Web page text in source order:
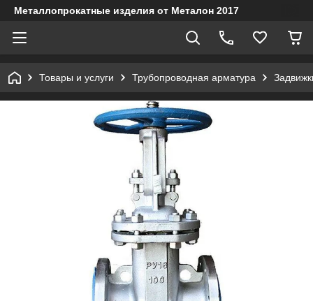
Металлопрокатные изделия от Металон 2017
Товары и услуги Трубопроводная арматура